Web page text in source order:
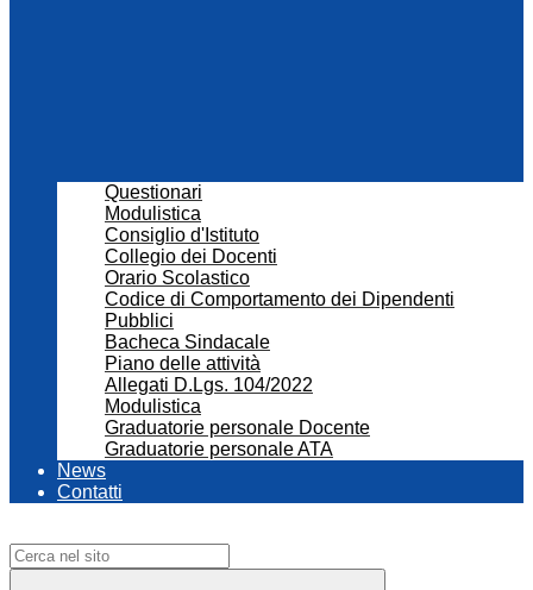
Questionari
Modulistica
Consiglio d'Istituto
Collegio dei Docenti
Orario Scolastico
Codice di Comportamento dei Dipendenti
Pubblici
Bacheca Sindacale
Piano delle attività
Allegati D.Lgs. 104/2022
Modulistica
Graduatorie personale Docente
Graduatorie personale ATA
News
Contatti